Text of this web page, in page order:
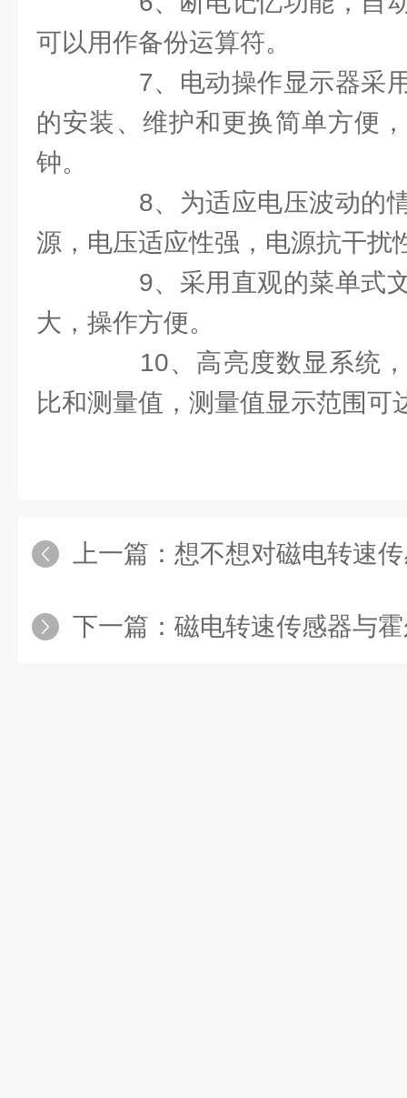
可以用作备份运算符。
7、电动操作显示器采用
的安装、维护和更换简单方便
钟。
8、为适应电压波动的情
源，电压适应性强，电源抗干扰
9、采用直观的菜单式文
大，操作方便。
10、高亮度数显系统，
比和测量值，测量值显示范围可
上一篇： 想不想对磁电转速传感器
下一篇： 磁电转速传感器与霍尔